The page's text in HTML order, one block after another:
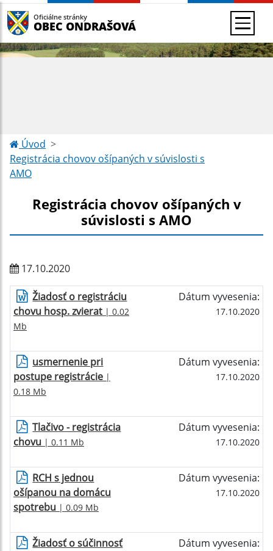
Oficiálne stránky
OBEC ONDRAŠOVÁ
Úvod
Registrácia chovov ošípaných v súvislosti s
AMO
Registrácia chovov ošípaných v
súvislosti s AMO
17.10.2020
Žiadosť o registráciu
chovu hosp. zvierat | 0.02
Mb
Dátum vyvesenia:
17.10.2020
usmernenie pri
postupe registrácie |
0.18 Mb
Dátum vyvesenia:
17.10.2020
Tlačivo - registrácia
chovu | 0.11 Mb
Dátum vyvesenia:
17.10.2020
RCH s jednou
ošípanou na domácu
spotrebu | 0.09 Mb
Dátum vyvesenia:
17.10.2020
Žiadosť o súčinnosť Dátum vyvesenia: